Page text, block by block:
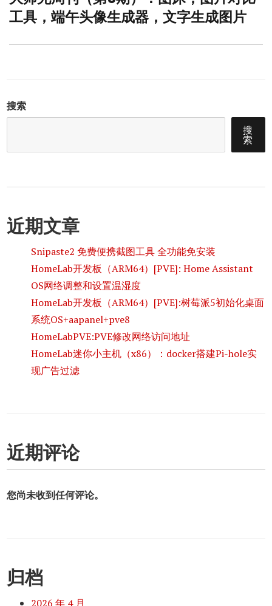
post:
工具，端午头像生成器，文字生成图片
搜索
搜
索
近期文章
Snipaste2 免费便携截图工具 全功能免安装
HomeLab开发板（ARM64）[PVE]: Home Assistant
OS网络调整和设置温湿度
HomeLab开发板（ARM64）[PVE]:树莓派5初始化桌面
系统OS+aapanel+pve8
HomeLabPVE:PVE修改网络访问地址
HomeLab迷你小主机（x86）：docker搭建Pi-hole实
现广告过滤
近期评论
您尚未收到任何评论。
归档
2026 年 4 月